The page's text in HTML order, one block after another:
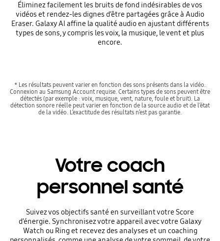
Éliminez facilement les bruits de fond indésirables de vos
vidéos et rendez-les dignes d’être partagées grâce à Audio
Eraser. Galaxy AI affine la qualité audio en ajustant différents
types de sons, y compris les voix, la musique, le vent et plus
encore.
* Les résultats peuvent varier en fonction des sons présents dans la vidéo.
Connexion au Samsung Account requise. Certains types de sons peuvent être
détectés (par exemple : voix, musique, vent, nature, foule et bruit). La
détection sonore réelle peut varier en fonction de la source audio et de l’état
de la vidéo. L’exactitude des résultats n’est pas garantie.
Votre coach
personnel santé
Suivez vos objectifs santé en surveillant votre Score
d’énergie. Synchronisez votre appareil avec votre Galaxy
Watch ou Ring et recevez des analyses et un coaching